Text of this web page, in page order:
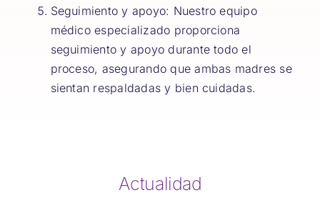
Seguimiento y apoyo: Nuestro equipo
médico especializado proporciona
seguimiento y apoyo durante todo el
proceso, asegurando que ambas madres se
sientan respaldadas y bien cuidadas.
Actualidad